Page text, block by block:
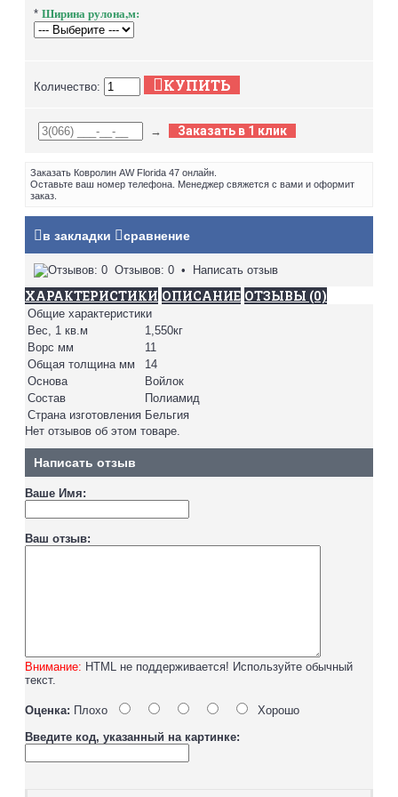
* Ширина рулона,м:
Количество: КУПИТЬ
→ Заказать в 1 клик
Заказать Ковролин AW Florida 47 онлайн.
Оставьте ваш номер телефона. Менеджер свяжется с вами и оформит
заказ.
в закладки сравнение
Отзывов: 0 • Написать отзыв
ХАРАКТЕРИСТИКИ ОПИСАНИЕ ОТЗЫВЫ (0)
Общие характеристики
Вес, 1 кв.м
1,550кг
Ворс мм
11
Общая толщина мм
14
Основа
Войлок
Состав
Полиамид
Страна изготовления Бельгия
Нет отзывов об этом товаре.
Написать отзыв
Ваше Имя:
Ваш отзыв:
Внимание: HTML не поддерживается! Используйте обычный
текст.
Оценка: Плохо
Хорошо
Введите код, указанный на картинке: